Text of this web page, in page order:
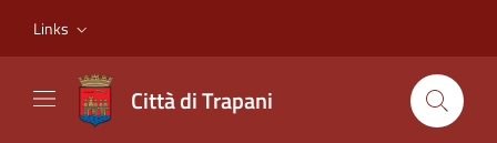
Links
Città di Trapani